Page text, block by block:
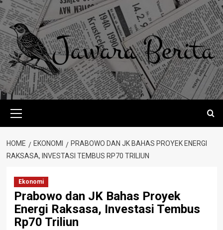
Skip
to
content
Menu
HOME EKONOMI
PRABOWO DAN JK BAHAS PROYEK ENERGI
RAKSASA, INVESTASI TEMBUS RP70 TRILIUN
Ekonomi
Prabowo dan JK Bahas Proyek
Energi Raksasa, Investasi Tembus
Rp70 Triliun